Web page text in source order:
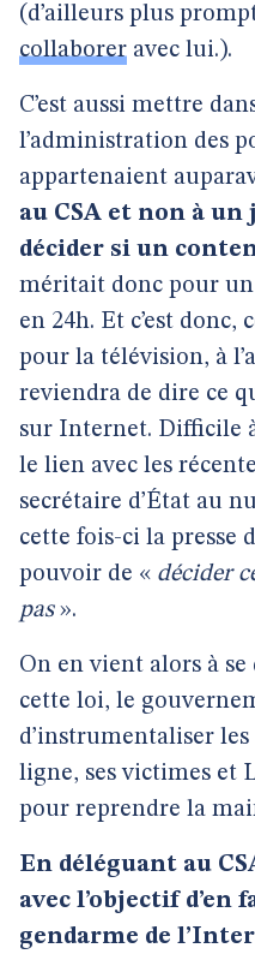
(d’ailleurs plus
collaborer avec lui.).
C’est aussi mettre
l’administration des
appartenaient
au CSA et non à un
décider si un
méritait donc pour un
en 24h. Et c’est donc,
pour la télévision, à
reviendra de dire ce
sur Internet. Difficile
le lien avec les
secrétaire d’État au
cette fois-ci la presse
pouvoir de « décider
pas».
On en vient alors à
cette loi, le
d’instrumentaliser
ligne, ses victimes et
pour reprendre la
En déléguant au
avec l’objectif d’en
gendarme de